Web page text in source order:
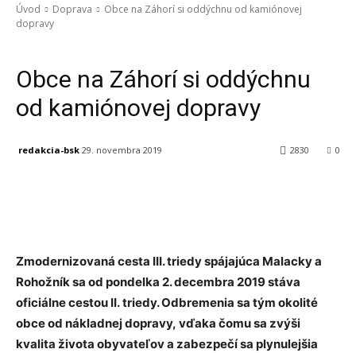
Úvod Doprava
Obce na Záhorí si oddýchnu od kamiónovej
dopravy
Obce na Záhorí si oddýchnu
od kamiónovej dopravy
redakcia-bsk 29. novembra 2019 0
2830
Zmodernizovaná cesta III. triedy spájajúca Malacky a
Rohožník sa od pondelka 2. decembra 2019 stáva
oficiálne cestou II. triedy. Odbremenia sa tým okolité
obce od nákladnej dopravy, vďaka čomu sa zvýši
kvalita života obyvateľov a zabezpečí sa plynulejšia